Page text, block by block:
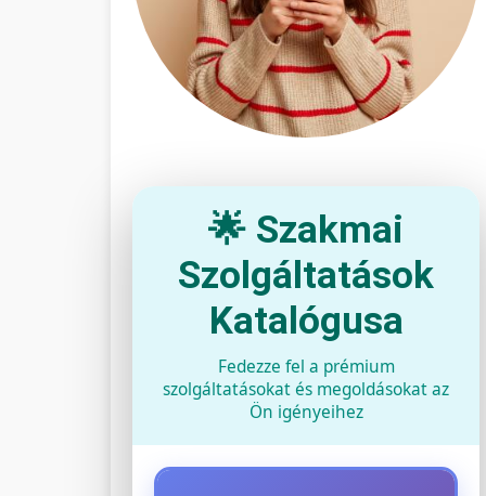
🌟 Szakmai
Szolgáltatások
Katalógusa
Fedezze fel a prémium
szolgáltatásokat és megoldásokat az
Ön igényeihez